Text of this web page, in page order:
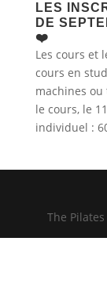
LES
DE
❤️
Les cours et
cours en
machines
le cours, le
individuel :
The